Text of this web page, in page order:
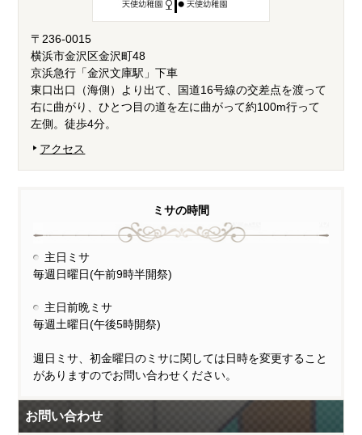
〒236-0015
横浜市金沢区金沢町48
京浜急行「金沢文庫駅」下車
東口出口（海側）より出て、国道16号線の交差点を渡って
右に曲がり、ひとつ目の道を左に曲がって約100m行って
左側。徒歩4分。
アクセス
ミサの時間
主日ミサ
毎週日曜日(午前9時半開祭)
主日前晩ミサ
毎週土曜日(午後5時開祭)
週日ミサ、初金曜日のミサに関しては日時を変更すること
がありますのでお問い合わせください。
お問い合わせ